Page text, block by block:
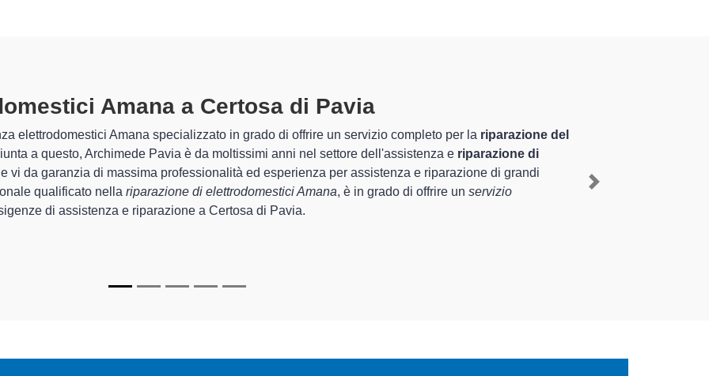
Amana A Certosa Di Pavia
Pavia sono in grado di garantire al cliente esperienza pluriennale nel territorio di Certosa di Pavia e
la sistemazione e lariparazione del tuo elettrodomestico Amana a Certosa di Pavia , mediante il ripristino
degli apparecchi.
di Archimede Pavia sono in grado di fornire interventi di diverse tipologie sugli elettrodomestici da riparare
Next